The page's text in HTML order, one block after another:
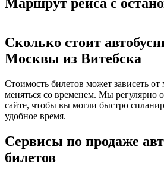
Сколько стоит
Москвы из Витебска
Стоимость билетов может зависеть
меняться со временем. Мы регулярно
сайте, чтобы вы могли быстро
удобное время.
Сервисы по продаже
билетов